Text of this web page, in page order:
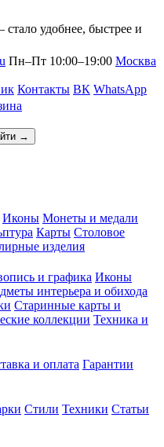
удобнее, быстрее и
Пн–Пт 10:00–19:00 Москва
Контакты ВК WhatsApp
→
Иконы Монеты и медали
Карты Столовое
изделия
и графика Иконы
интерьера и обихода
Старинные карты и
коллекции Техника и
и оплата Гарантии
Стили Техники Статьи